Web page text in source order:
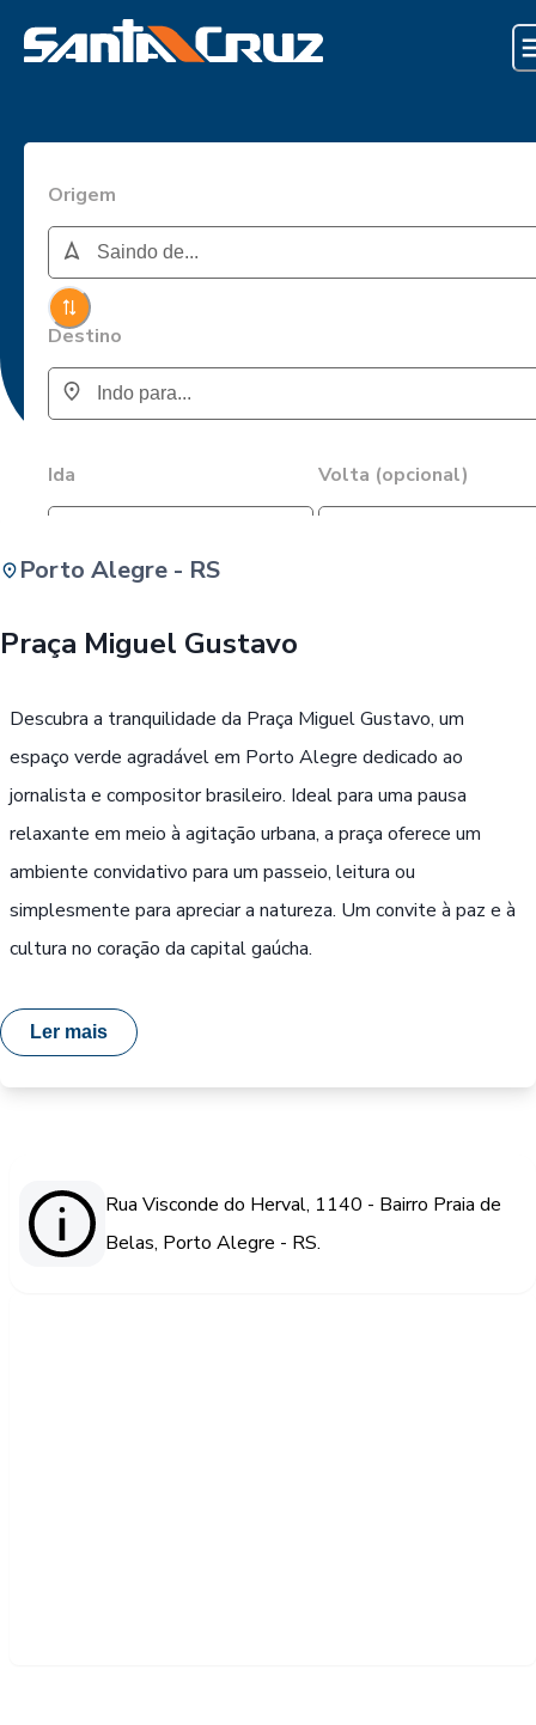
Origem
Destino
Ida Volta (opcional)
Porto Alegre - RS
Praça Miguel Gustavo
Descubra a tranquilidade da Praça Miguel Gustavo, um
espaço verde agradável em Porto Alegre dedicado ao
jornalista e compositor brasileiro. Ideal para uma pausa
relaxante em meio à agitação urbana, a praça oferece um
ambiente convidativo para um passeio, leitura ou
simplesmente para apreciar a natureza. Um convite à paz e à
cultura no coração da capital gaúcha.
Ler mais
Rua Visconde do Herval, 1140 - Bairro Praia de
Belas, Porto Alegre - RS.